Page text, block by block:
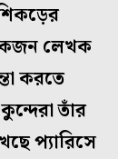
লেখক
করতে
তাঁর
প্যারিসে